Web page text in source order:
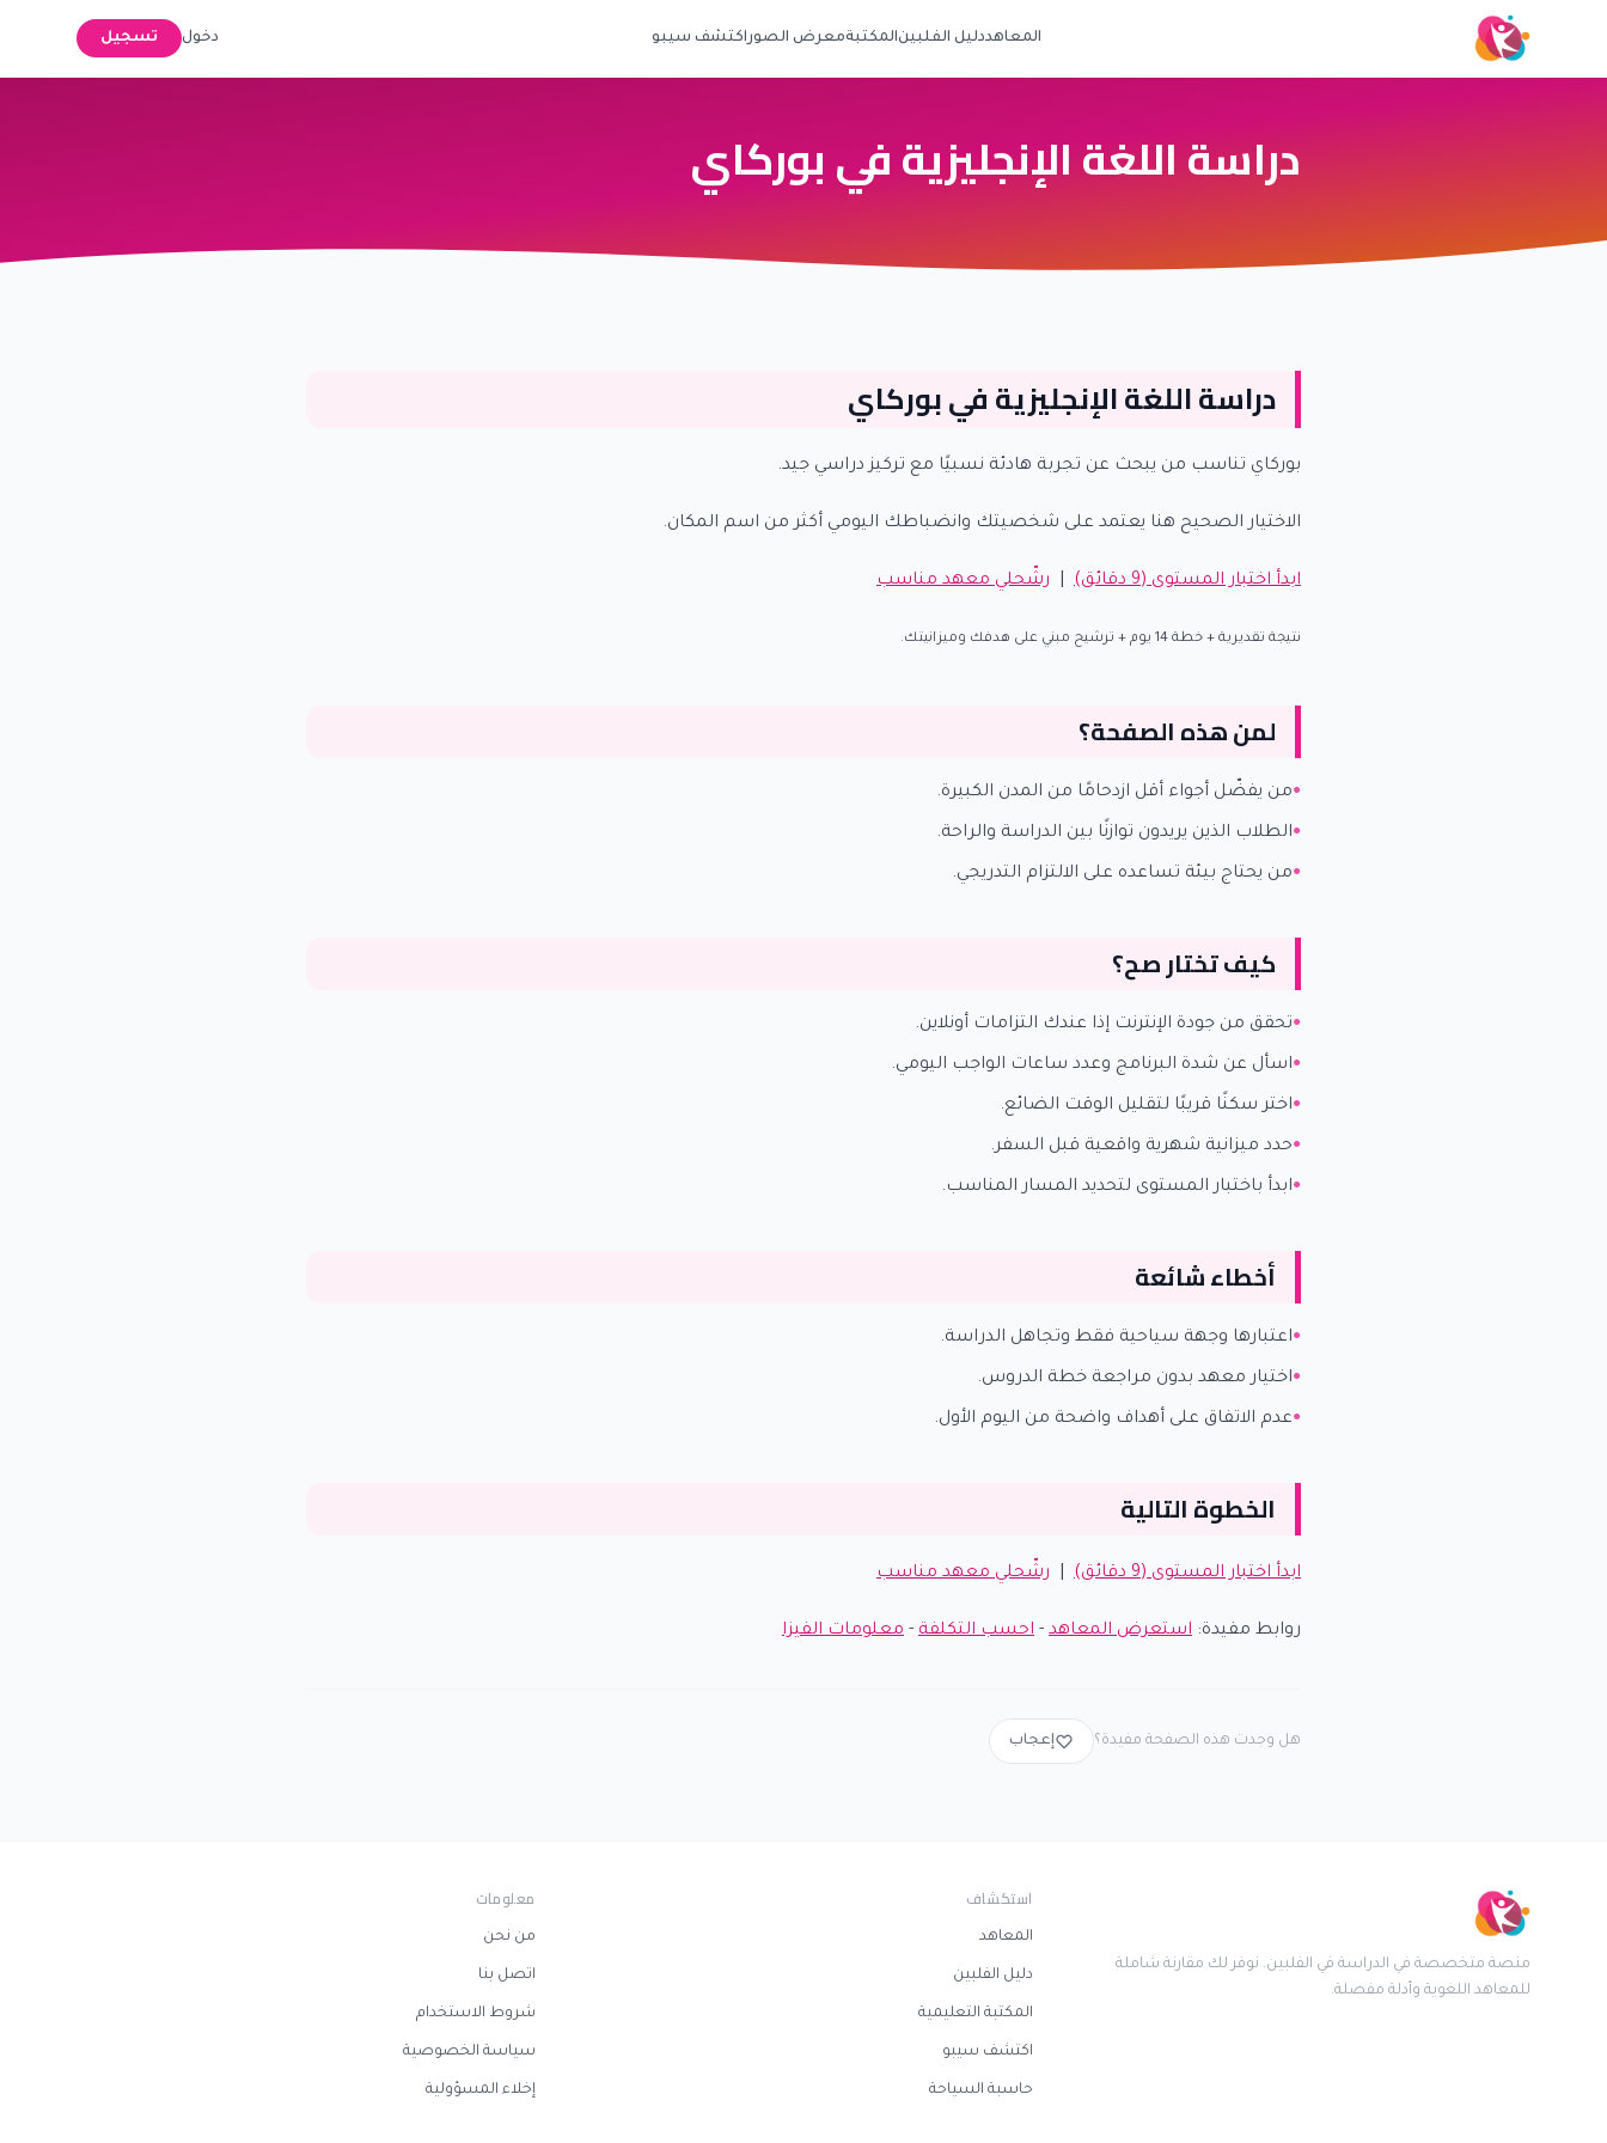
المعاهددليل الفلبينالمكتبةمعرض الصوراكتشف سيبو دخول تسجيل
دراسة اللغة الإنجليزية في بوركاي
دراسة اللغة الإنجليزية في بوركاي
بوركاي تناسب من يبحث عن تجربة هادئة نسبيًا مع تركيز دراسي جيد.
الاختيار الصحيح هنا يعتمد على شخصيتك وانضباطك اليومي أكثر من اسم المكان.
ابدأ اختبار المستوى (9 دقائق) رشّحلي معهد مناسب
نتيجة تقديرية + خطة 14 يوم + ترشيح مبني على هدفك وميزانيتك.
لمن هذه الصفحة؟
من يفضّل أجواء أقل ازدحامًا من المدن الكبيرة.
الطلاب الذين يريدون توازنًا بين الدراسة والراحة.
من يحتاج بيئة تساعده على الالتزام التدريجي.
كيف تختار صح؟
تحقق من جودة الإنترنت إذا عندك التزامات أونلاين.
اسأل عن شدة البرنامج وعدد ساعات الواجب اليومي.
اختر سكنًا قريبًا لتقليل الوقت الضائع.
حدد ميزانية شهرية واقعية قبل السفر.
ابدأ باختبار المستوى لتحديد المسار المناسب.
أخطاء شائعة
اعتبارها وجهة سياحية فقط وتجاهل الدراسة.
اختيار معهد بدون مراجعة خطة الدروس.
عدم الاتفاق على أهداف واضحة من اليوم الأول.
الخطوة التالية
ابدأ اختبار المستوى (9 دقائق) رشّحلي معهد مناسب
روابط مفيدة: استعرض المعاهد - احسب التكلفة - معلومات الفيزا
هل وجدت هذه الصفحة مفيدة؟ إعجاب
منصة متخصصة في الدراسة في الفلبين. نوفر لك مقارنة شاملة
للمعاهد اللغوية وأدلة مفصلة.
استكشاف
المعاهد
دليل الفلبين
المكتبة التعليمية
اكتشف سيبو
حاسبة السياحة
معلومات
من نحن
اتصل بنا
شروط الاستخدام
سياسة الخصوصية
إخلاء المسؤولية